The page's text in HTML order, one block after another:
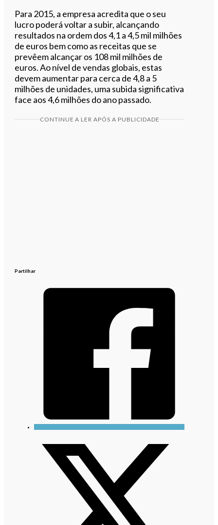
Para 2015, a empresa acredita que o seu
lucro poderá voltar a subir, alcançando
resultados na ordem dos 4,1 a 4,5 mil milhões
de euros bem como as receitas que se
prevêem alcançar os 108 mil milhões de
euros. Ao nível de vendas globais, estas
devem aumentar para cerca de 4,8 a 5
milhões de unidades, uma subida significativa
face aos 4,6 milhões do ano passado.
CONTINUE A LER APÓS A PUBLICIDADE
Partilhar